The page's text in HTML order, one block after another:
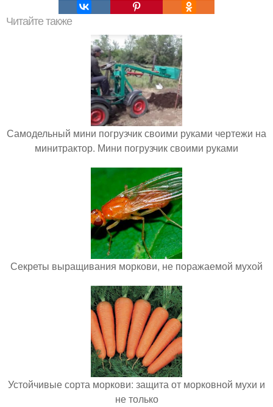
Читайте также
Самодельный мини погрузчик своими руками чертежи на
минитрактор. Мини погрузчик своими руками
Секреты выращивания моркови, не поражаемой мухой
Устойчивые сорта моркови: защита от морковной мухи и
не только